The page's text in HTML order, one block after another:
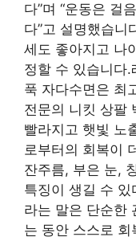
다”며 “운동은 걸
다”고 설명했습니
세도 좋아지고 나
정할 수 있습니다
푹 자다수면은 최
전문의 니킷 상팔
빨라지고 햇빛 노
로부터의 회복이
잔주름, 부은 눈,
특징이 생길 수 있
라는 말은 단순한
는 동안 스스로